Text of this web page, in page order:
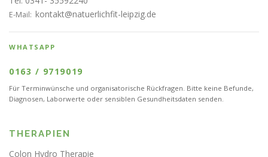
E-Mail: kontakt@natuerlichfit-leipzig.de
WHATSAPP
0163 / 9719019
Für Terminwünsche und organisatorische Rückfragen. Bitte keine Befunde,
Diagnosen, Laborwerte oder sensiblen Gesundheitsdaten senden.
THERAPIEN
Colon Hydro Therapie